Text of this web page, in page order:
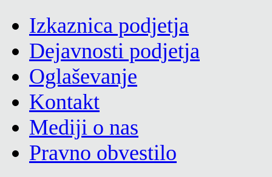
Izkaznica podjetja
Dejavnosti podjetja
Oglaševanje
Kontakt
Mediji o nas
Pravno obvestilo